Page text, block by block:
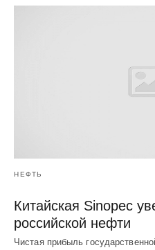
НЕФТЬ
Китайская Sinopec
российской нефти
Чистая прибыль